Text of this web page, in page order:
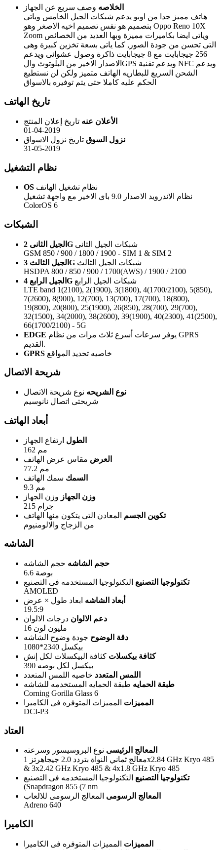
الخلاصه وصف سريع عن الجهاز
هاتف مميز جدا من اوبو يدعم شبكات الجيل الخامس وياتى
بتصميم هو نفس تصميم اخيه الاصغر وهو Oppo Reno 10X
Zoom وياتى ايضا بكاميرات مميزة وبها العديد من الخصائص
التى تحسن من جودة الصور, كما ياتى بسعة تخزين كبيرة وهى
256 جيجابايت مع 8 جيجابايت ذاكرة وصول عشوائى ويدعم
الاصدار الاخير من البلوتوث والGPS ويدعم تقنية NFC ويدعم
الشحن السريع للبطاريه الهاتف متميز ولكن لن نستطيع
الحكم عليه كاملا حتى يتم توفيره بالاسواق
تاريخ الهاتف
الأعلان عنه تاريخ إعلان المنتج
01-04-2019
نزول السوق تاريخ نزول الاسواق
31-05-2019
نظام التشغيل
OS نظام تشغيل الهاتف
نظام الاندرويد الاصدار 9.0 باى الاخير مع واجهة تشغيل
ColorOS 6
الشبكات
الجيل الثانى 2G شبكات الجيل الثانى
GSM 850 / 900 / 1800 / 1900 - SIM 1 & SIM 2
الجيل الثالث 3G شبكات الجيل الثالث
HSDPA 800 / 850 / 900 / 1700(AWS) / 1900 / 2100
الجيل الرابع 4G شبكات الجيل الرابع
LTE band 1(2100), 2(1900), 3(1800), 4(1700/2100), 5(850),
7(2600), 8(900), 12(700), 13(700), 17(700), 18(800),
19(800), 20(800), 25(1900), 26(850), 28(700), 29(700),
32(1500), 34(2000), 38(2600), 39(1900), 40(2300), 41(2500),
66(1700/2100) - 5G
EDGE يوفر سرعات أسرع ثلاث مرات من نظام GPRS
القديم.
GPRS خاصيه تحديد المواقع
شريحة الاتصال
نوع الشريحه نوع شريحة الاتصال
شريحتى اتصال نانوسيم
أبعاد الهاتف
الطول ارتفاع الجهاز
162 مم
العرض مقاس عرض الهاتف
77.2 مم
السمك سمك الهاتف
9.3 مم
وزن الجهاز وزن الجهاز
215 جرام
تكوين الجسم المعادن التى يتكون منها الهاتف
من الزجاج والالومنيوم
الشاشه
حجم الشاشه حجم الشاشه
6.6 بوصة
تكنولوجيا التصنيع التكنولوجيا المستخدمه فى التصنيع
AMOLED
أبعاد الشاشه ابعاد طول × عرض
19.5:9
دعم الالوان درجات الالوان
16 مليون لون
دقة الوضوح جودة وضوح الشاشه
1080*2340 بيكسل
كثافة بيكسلات كثافة البيكسلات لكل إنش
390 بيكسل لكل بوصه
اللمس المتعدد خاصيه اللمس المتعدد
طبقة الحمايه طبقة الحمايه المستخدمه للشاشه
Corning Gorilla Glass 6
المميزات المميزات المتوفره فى الكاميرا
DCI-P3
العتاد
المعالج الرئيسى نوع البروسيسور وسرعته
معالج ثماني النواة بتردد 2.0 جيجاهرتز 1x2.84 GHz Kryo 485
& 3x2.42 GHz Kryo 485 & 4x1.8 GHz Kryo 485
تكنولوجيا التصنيع التكنولوجيا المستخدمه فى التصنيع
(Snapdragon 855 (7 nm
المعالج الرسومى المعالج الرسومى للالعاب
Adreno 640
الكاميرا
المميزات المميزات المتوفره فى الكاميرا